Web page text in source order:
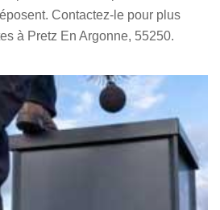
Contactez-le pour plus
à Pretz En Argonne, 55250.